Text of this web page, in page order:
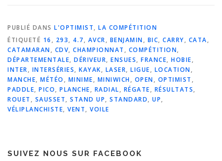
PUBLIÉ DANS L'OPTIMIST, LA COMPÉTITION
ÉTIQUETÉ 16 , 293, 4.7, AVCR, BENJAMIN, BIC, CARRY, CATA,
CATAMARAN, CDV, CHAMPIONNAT , COMPÉTITION,
DÉPARTEMENTALE, DÉRIVEUR, ENSUES, FRANCE, HOBIE,
INTER, INTERSÉRIES, KAYAK, LASER, LIGUE, LOCATION,
MANCHE, MÉTÉO , MINIME, MINIWICH, OPEN, OPTIMIST ,
PADDLE, PICO, PLANCHE, RADIAL, RÉGATE, RÉSULTATS,
ROUET , SAUSSET, STAND UP, STANDARD, UP,
VÉLIPLANCHISTE, VENT, VOILE
SUIVEZ NOUS SUR FACEBOOK